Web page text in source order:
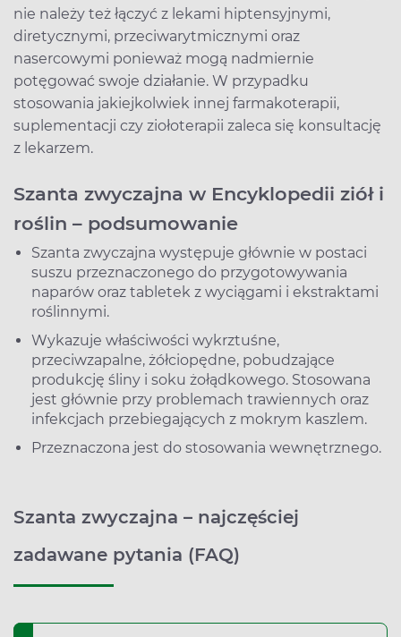
nie należy też łączyć z lekami hiptensyjnymi,
diretycznymi, przeciwarytmicznymi oraz
nasercowymi ponieważ mogą nadmiernie
potęgować swoje działanie. W przypadku
stosowania jakiejkolwiek innej farmakoterapii,
suplementacji czy ziołoterapii zaleca się konsultację
z lekarzem.
Szanta zwyczajna w Encyklopedii ziół i
roślin – podsumowanie
Szanta zwyczajna występuje głównie w postaci
suszu przeznaczonego do przygotowywania
naparów oraz tabletek z wyciągami i ekstraktami
roślinnymi.
Wykazuje właściwości wykrztuśne,
przeciwzapalne, żółciopędne, pobudzające
produkcję śliny i soku żołądkowego. Stosowana
jest głównie przy problemach trawiennych oraz
infekcjach przebiegających z mokrym kaszlem.
Przeznaczona jest do stosowania wewnętrznego.
Szanta zwyczajna – najczęściej
zadawane pytania (FAQ)